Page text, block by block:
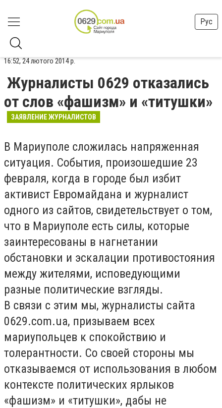
Рус
16:52, 24 лютого 2014 р.
Журналисты 0629 отказались
от слов «фашизм» и «титушки»
ЗАЯВЛЕНИЕ ЖУРНАЛИСТОВ
В Мариуполе сложилась напряженная
ситуация. События, произошедшие 23
февраля, когда в городе был избит
активист Евромайдана и журналист
одного из сайтов, свидетельствует о том,
что в Мариуполе есть силы, которые
заинтересованы в нагнетании
обстановки и эскалации противостояния
между жителями, исповедующими
разные политические взгляды.
В связи с этим мы, журналисты сайта
0629.com.ua, призываем всех
мариупольцев к спокойствию и
толерантности. Со своей стороны мы
отказываемся от использования в любом
контексте политических ярлыков
«фашизм» и «титушки», дабы не